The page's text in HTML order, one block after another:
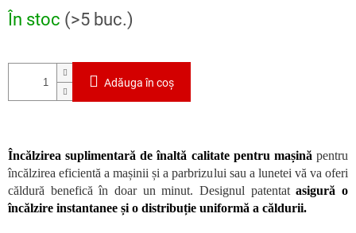
Evaluare
preţ:
În stoc (>5 buc.)
Adăuga în coş
Încălzirea suplimentară de înaltă calitate pentru mașină pentru
încălzirea eficientă a mașinii și a parbrizului sau a lunetei vă va oferi
căldură benefică în doar un minut. Designul patentatasigură o
încălzire instantanee și o distribuție uniformă a căldurii.